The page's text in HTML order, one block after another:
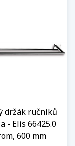
držák ručníků
- Elis 66425.0
600 mm